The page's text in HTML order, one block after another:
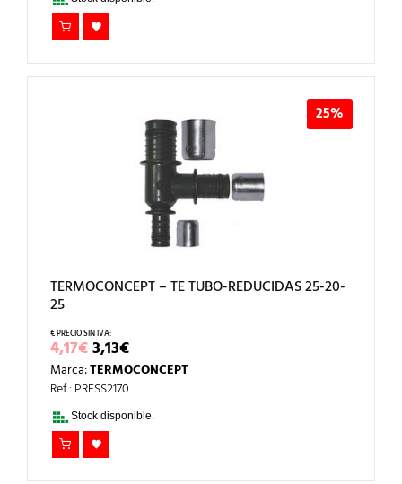
25%
TERMOCONCEPT – TE TUBO-REDUCIDAS 25-20-
25
4,17€EL
PRECIO
ORIGINAL
ERA:
4,17€.
3,13€EL
PRECIO
ACTUAL
3,13€.
Marca:TERMOCONCEPT
Ref.: PRESS2170
Stock disponible.